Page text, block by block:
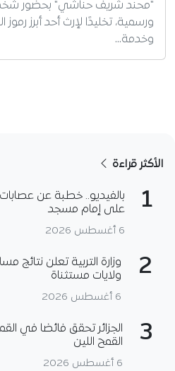
"محند شريف حناشي" بحضور
ورسمية، تخليدًا لإرث أحد أبرز رموز
وخدمة…
الأكثر قراءة
1
بالفيديو.. خطبة عن عصابات
على إمام مسجد
6 أغسطس 2026
2
ولايات مستثناة
6 أغسطس 2026
3
الجزائر تحقق فائضا في
القمح اللين
6 أغسطس 2026